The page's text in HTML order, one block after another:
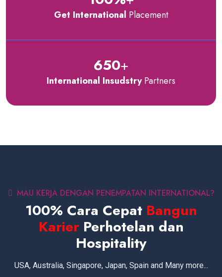
Get International Placement
650+
International InsudstryPartners
MAU KERJA DENGAN PENEMPATAN INTERNATIONAL?
100% Cara Cepat Bangun
KarierPerhotelan dan
Hospitality
USA, Australia, Singapore, Japan, Spain and Many more...